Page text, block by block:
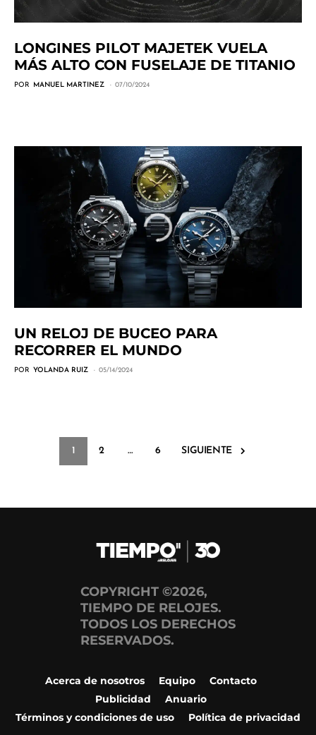
LONGINES PILOT MAJETEK VUELA
MÁS ALTO CON FUSELAJE DE TITANIO
POR MANUEL MARTINEZ 07/10/2024
UN RELOJ DE BUCEO PARA
RECORRER EL MUNDO
POR YOLANDA RUIZ 05/14/2024
1 2 … 6 SIGUIENTE
COPYRIGHT ©2026,
TIEMPO DE RELOJES.
TODOS LOS DERECHOS
RESERVADOS.
Acerca de nosotros Equipo
Contacto
Publicidad
Anuario
Términos y condiciones de uso
Política de privacidad